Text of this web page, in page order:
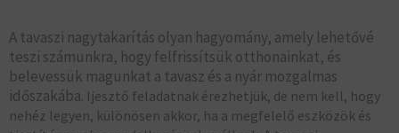
A tavaszi nagytakarítás olyan hagyomány, amely lehetővé
teszi számunkra, hogy felfrissítsük otthonainkat, és
belevessük magunkat a tavasz és a nyár mozgalmas
időszakába. Ijesztő feladatnak érezhetjük, de nem kell, hogy
nehéz legyen, különösen akkor, ha a megfelelő eszközök és